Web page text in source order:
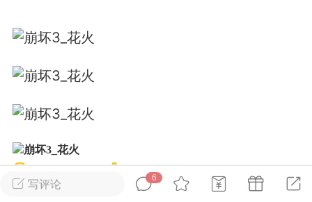
作弊模组在联机服务器使用,为了维护游
模组的发布行为：1. *...
大人
Lv.8
写评论
6
Support Asasa